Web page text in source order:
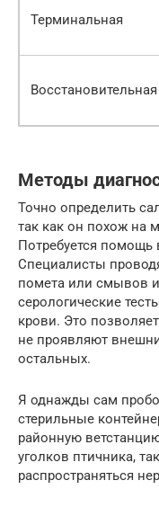
Терминальная
Восстановительная
Методы
Точно определить
так как он похож на
Потребуется помощь
Специалисты
помета или смывов
серологические
крови. Это
не проявляют
остальных.
Я однажды сам
стерильные
районную
уголков птичника,
распространяться